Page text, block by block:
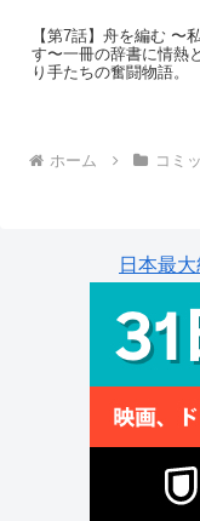
【第7話】舟を編む 〜
す〜一冊の辞書に情熱
り手たちの奮闘物語。
ホーム コミ
日本最